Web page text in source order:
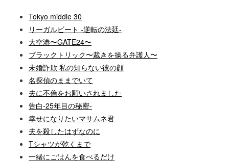
Tokyo middle 30
リーガルビート -逆転の法廷-
大空港〜GATE24〜
ブラックトリック〜裁きを操る弁護人〜
未婚詐欺 私の知らない彼の顔
名探偵のままでいて
夫に不倫をお願いされました
告白-25年目の秘密-
幸せになりたいマサムネ君
夫を殺したはずなのに
Tシャツが乾くまで
一緒にごはんを食べるだけ